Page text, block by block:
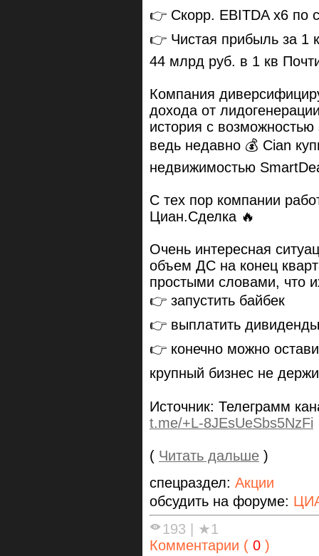
👉 Cкорр. EBITDA х6 по
👉 Чистая прибыль за 1
44 млрд руб. в 1 кв
Компания
дохода от
история с
ведь недавно 💰 Cian
недвижимостью
С тех пор компании
Циан.Сделка 🔥
Очень интересная
объем ДС на конец
простыми словами, что
👉 запустить байбек
👉 выплатить дивиденды
👉 конечно можно
крупный бизнес не
Источник: Телеграмм
t.me/+L-8JEsUeSbs5NzFi
( Читать дальше )
спецраздел: Акции
обсудить на форуме:
193
★1
Комментарии ( 0 )